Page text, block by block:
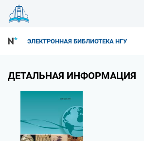
ЭЛЕКТРОННАЯ БИБЛИОТЕКА НГУ
ДЕТАЛЬНАЯ ИНФОРМАЦИЯ